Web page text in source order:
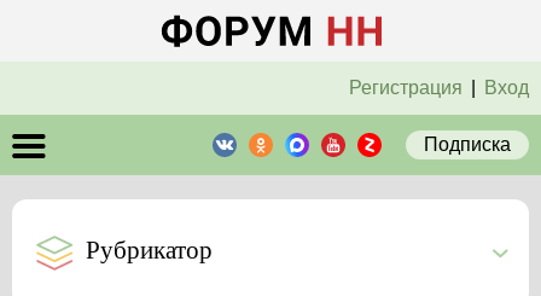
Регистрация Вход
Подписка
Рубрикатор